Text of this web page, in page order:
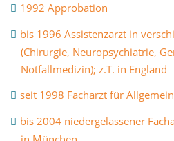
1992 Approbation
bis 1996 Assistenzarzt in
(Chirurgie, Neuropsychiatrie,
Notfallmedizin); z.T. in England
seit 1998 Facharzt für
bis 2004 niedergelassener